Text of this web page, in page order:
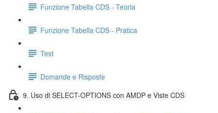
Funzione Tabella CDS - Teoria
Funzione Tabella CDS - Pratica
Test
Domande e Risposte
9. Uso di SELECT-OPTIONS con AMDP e Viste CDS